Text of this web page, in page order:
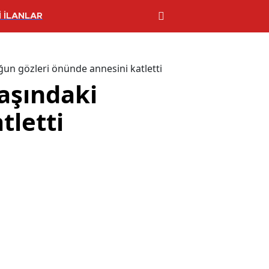
İLANLAR
gözleri önünde annesini katletti